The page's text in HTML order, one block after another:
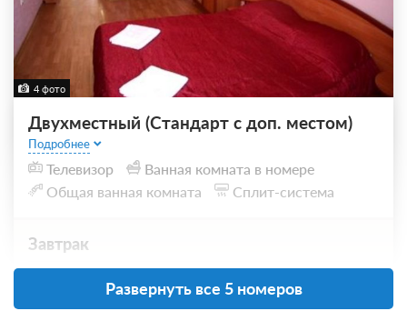
4 фото
Двухместный (Стандарт с доп. местом)
Подробнее
Телевизор
Ванная комната в номере
Общая ванная комната
Сплит-система
Завтрак
Развернуть все 5 номеров